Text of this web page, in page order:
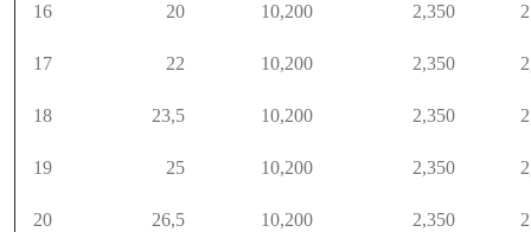
16 20 10,200 2,350
17 22 10,200 2,350
18 23,5 10,200 2,350
19 25 10,200 2,350
20 26,5 10,200 2,350